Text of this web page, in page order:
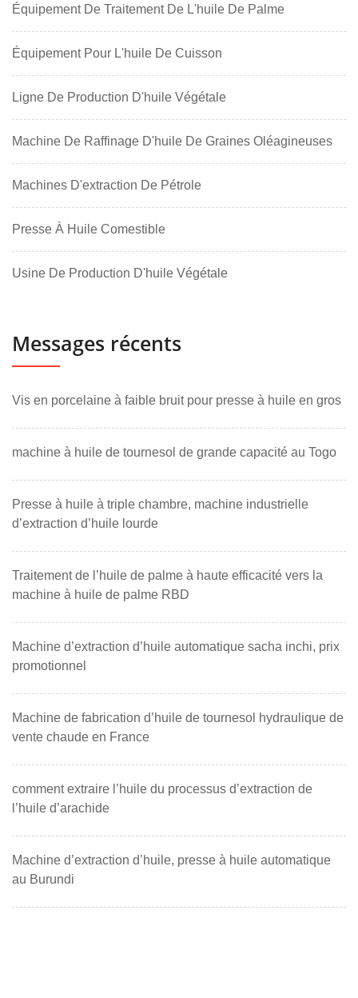
Équipement De Traitement De L'huile De Palme
Équipement Pour L'huile De Cuisson
Ligne De Production D'huile Végétale
Machine De Raffinage D'huile De Graines Oléagineuses
Machines D'extraction De Pétrole
Presse À Huile Comestible
Usine De Production D'huile Végétale
Messages récents
Vis en porcelaine à faible bruit pour presse à huile en gros
machine à huile de tournesol de grande capacité au Togo
Presse à huile à triple chambre, machine industrielle
d’extraction d’huile lourde
Traitement de l’huile de palme à haute efficacité vers la
machine à huile de palme RBD
Machine d’extraction d’huile automatique sacha inchi, prix
promotionnel
Machine de fabrication d’huile de tournesol hydraulique de
vente chaude en France
comment extraire l’huile du processus d’extraction de
l’huile d’arachide
Machine d’extraction d’huile, presse à huile automatique
au Burundi